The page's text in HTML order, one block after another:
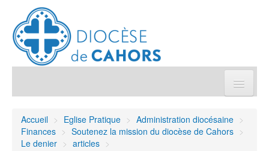
Démarches et sacrements
Accueil > Eglise Pratique > Administration diocésaine >
Finances > Soutenez la mission du diocèse de Cahors >
Le denier > articles >